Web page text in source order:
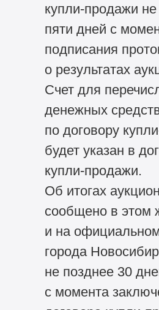
купли-продажи
пяти дней с
подписания
о результатах
Счет для
денежных
по договору
будет указан в
купли-продажи.
Об итогах
сообщено в этом
и на
города
не позднее 30
с момента